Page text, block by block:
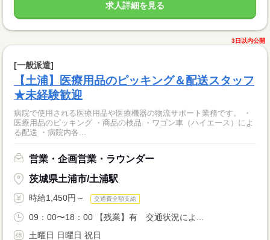
求人詳細を見る
3日以内公開
[一般派遣]
【土浦】医療用品のピッキング＆配送スタッフ
★未経験歓迎
病院で使用される医療用品や医療機器の物流サポート業務です。 ・
医療用品のピッキング ・商品の検品 ・ワゴン車（ハイエース）によ
る配送 ・病院内各...
営業・企画営業・ラウンダー
茨城県土浦市/土浦駅
時給1,450円～ 交通費全額支給
09：00〜18：00 【残業】有 交通状況によ...
土曜日 日曜日 祝日